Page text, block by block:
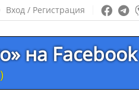
Вход / Регистрация
на Facebook